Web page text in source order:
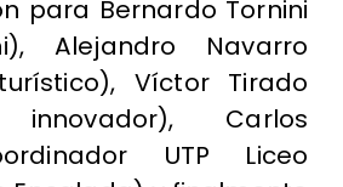
para Bernardo Tornini
Alejandro Navarro
Víctor Tirado
innovador), Carlos
UTP Liceo